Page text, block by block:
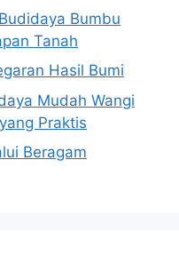
Bumbu
Tanah
Hasil Bumi
Mudah Wangi
Praktis
Beragam